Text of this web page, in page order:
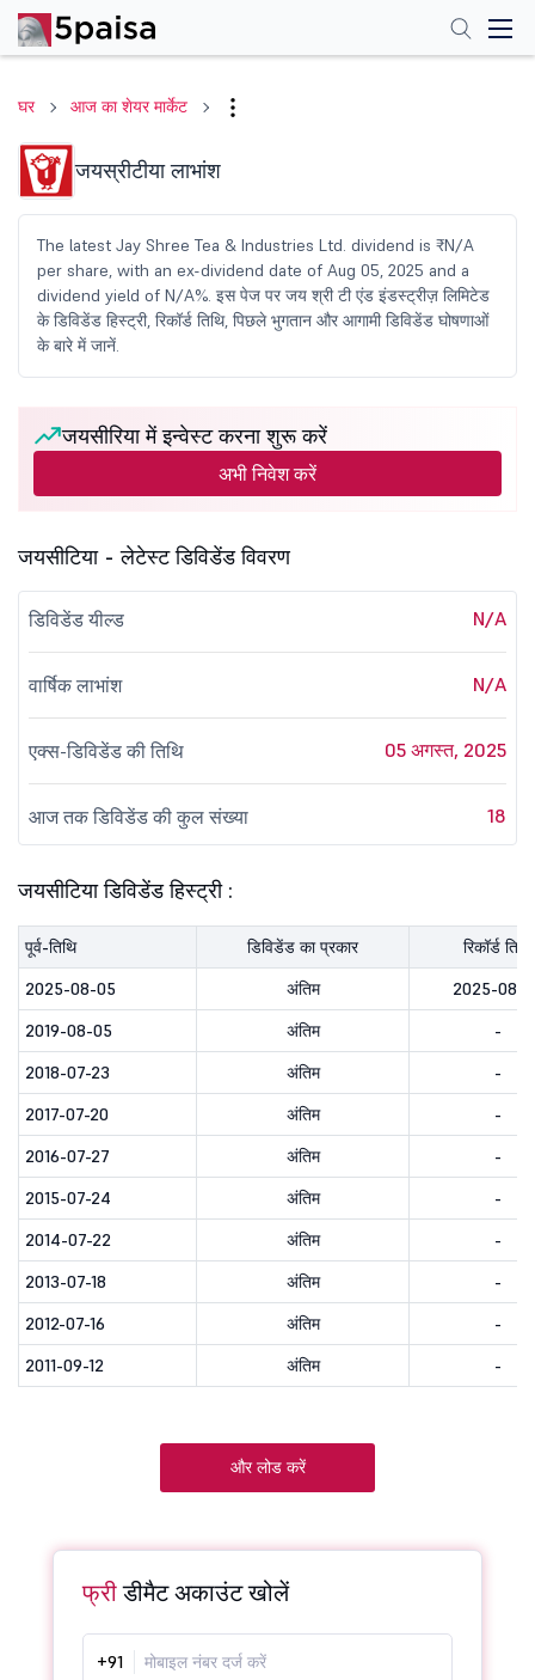
घर आज का शेयर मार्केट
जयस्रीटीया लाभांश
The latest Jay Shree Tea & Industries Ltd. dividend is ₹N/A
per share, with an ex-dividend date of Aug 05, 2025 and a
dividend yield of N/A%. इस पेज पर जय श्री टी एंड इंडस्ट्रीज़ लिमिटेड
के डिविडेंड हिस्ट्री, रिकॉर्ड तिथि, पिछले भुगतान और आगामी डिविडेंड घोषणाओं
के बारे में जानें.
जयसीरिया में इन्वेस्ट करना शुरू करें
अभी निवेश करें
जयसीटिया - लेटेस्ट डिविडेंड विवरण
डिविडेंड यील्ड N/A
वार्षिक लाभांश N/A
एक्स-डिविडेंड की तिथि 05 अगस्त, 2025
आज तक डिविडेंड की कुल संख्या 18
जयसीटिया डिविडेंड हिस्ट्री :
पूर्व-तिथि डिविडेंड का प्रकार
रिकॉर्ड तिथि
2025-08-05
अंतिम
2025-08-
2019-08-05
अंतिम
-
2018-07-23
अंतिम
-
2017-07-20
अंतिम
-
2016-07-27
अंतिम
-
2015-07-24
अंतिम
-
2014-07-22
अंतिम
-
2013-07-18
अंतिम
-
2012-07-16
अंतिम
-
2011-09-12
अंतिम -
और लोड करें
फ्रीडीमैट अकाउंट खोलें
+91